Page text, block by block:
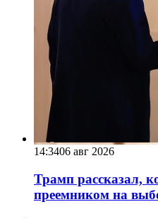
14:3406 авг 2026
Трамп рассказал,
преемником на